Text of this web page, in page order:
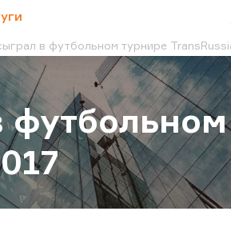
в футбольном турнире